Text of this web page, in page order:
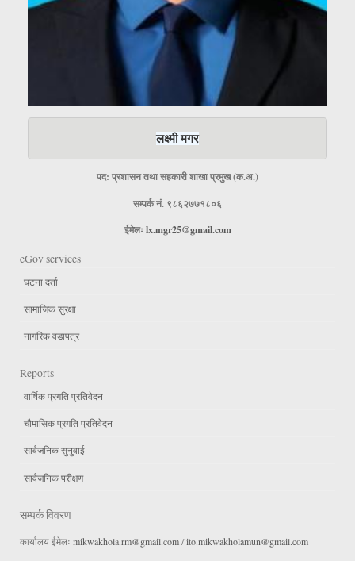
लक्ष्मी मगर
पद: प्रशासन तथा सहकारी शाखा प्रमुख (क.अ.)
सम्पर्क नं. ९८६२७७१८०६
ईमेलः lx.mgr25@gmail.com
eGov services
घटना दर्ता
सामाजिक सुरक्षा
नागरिक वडापत्र
Reports
वार्षिक प्रगति प्रतिवेदन
चौमासिक प्रगति प्रतिवेदन
सार्वजनिक सुनुवाई
सार्वजनिक परीक्षण
सम्पर्क विवरण
कार्यालय ईमेलः mikwakhola.rm@gmail.com/ito.mikwakholamun@gmail.com